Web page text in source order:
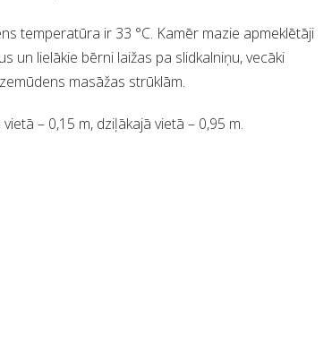
temperatūra ir 33 °C. Kamēr mazie apmeklētāji
un lielākie bērni laižas pa slidkalniņu, vecāki
masāžas strūklām.
– 0,15 m, dziļākajā vietā – 0,95 m.